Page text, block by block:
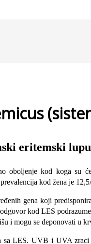
eritemski
oboljenje kod koga
kod žena je
gena koji
kod LES
i mogu se deponovati u
LES. UVB i UVA